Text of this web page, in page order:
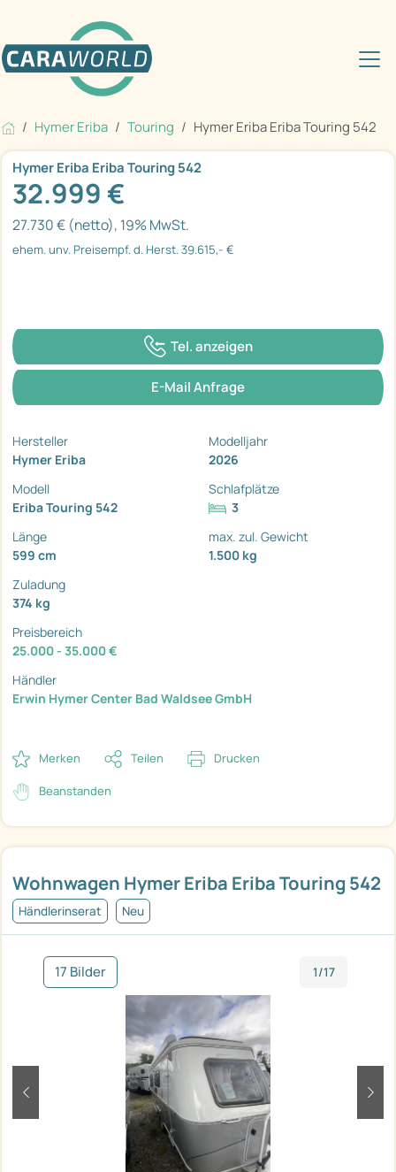
Hymer Eriba Touring Hymer Eriba Eriba Touring 542
Wohnwagen Hymer Eriba Eriba Touring 542
Händlerinserat Neu
17 Bilder 1/17
zurück
Hymer Eriba Eriba Touring 542
32.999 €
27.730 € (netto), 19% MwSt.
ehem. unv. Preisempf. d. Herst. 39.615,- €
Tel. anzeigen
E-Mail Anfrage
Hersteller
Hymer Eriba
Modelljahr
2026
Modell
Eriba Touring 542
Schlafplätze
3
Länge
599 cm
max. zul. Gewicht
1.500 kg
Zuladung
374 kg
Preisbereich
25.000 - 35.000 €
Händler
Erwin Hymer Center Bad Waldsee GmbH
Merken Teilen Drucken
Beanstanden